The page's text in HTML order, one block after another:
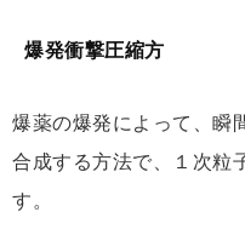
爆発衝撃圧縮方
爆薬の爆発によって、瞬
合成する方法で、１次粒
す。